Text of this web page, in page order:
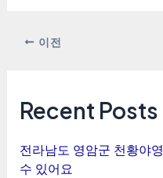
이전
Recent Posts
전라남도 영암군 천황야
수 있어요